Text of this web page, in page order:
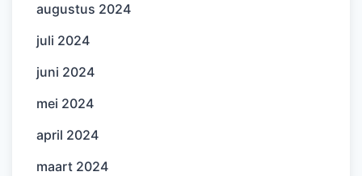
augustus 2024
juli 2024
juni 2024
mei 2024
april 2024
maart 2024